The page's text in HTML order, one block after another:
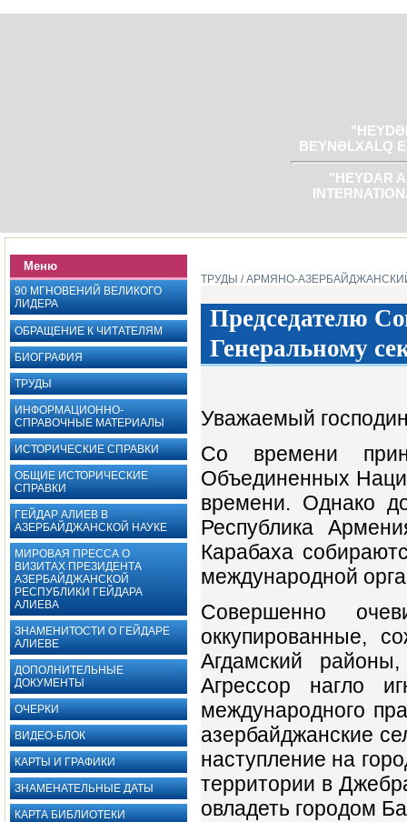
BEYNƏLXALQ
"HEYDAR
Меню
90 МГНОВЕНИЙ ВЕЛИКОГО
ЛИДЕРА
ОБРАЩЕНИЕ К ЧИТАТЕЛЯМ
БИОГРАФИЯ
ТРУДЫ
ИНФОРМАЦИОННО-
СПРАВОЧНЫЕ МАТЕРИАЛЫ
ИСТОРИЧЕСКИЕ СПРАВКИ
ОБЩИЕ ИСТОРИЧЕСКИЕ
СПРАВКИ
ГЕЙДАР АЛИЕВ В
АЗЕРБАЙДЖАНСКОЙ НАУКЕ
МИРОВАЯ ПРЕССА О
ВИЗИТАХ ПРЕЗИДЕНТА
АЗЕРБАЙДЖАНСКОЙ
РЕСПУБЛИКИ ГЕЙДАРА
АЛИЕВА
ЗНАМЕНИТОСТИ О ГЕЙДАРЕ
АЛИЕВЕ
ДОПОЛНИТЕЛЬНЫЕ
ДОКУМЕНТЫ ‎
ОЧЕРКИ
ВИДЕО-БЛОК
КАРТЫ И ГРАФИКИ
ЗНАМЕНАТЕЛЬНЫЕ ДАТЫ
КАРТА БИБЛИОТЕКИ
ТРУДЫ / АРМЯНО-
Председателю
Генеральному
Уважаемый
Со времени
Объединенных
времени. Однако
Республика
Карабаха
международной
Совершенно
оккупированные,
Агдамский
Агрессор нагло
международного
азербайджанские
наступление на
территории в
овладеть городом